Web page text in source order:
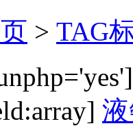
> TAG